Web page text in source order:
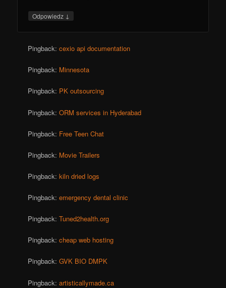
Odpowiedz ↓
Pingback:cexio api documentation
Pingback: Minnesota
Pingback: PK outsourcing
Pingback:ORM services in Hyderabad
Pingback: Free Teen Chat
Pingback: Movie Trailers
Pingback:kiln dried logs
Pingback:emergency dental clinic
Pingback:Tuned2health.org
Pingback:cheap web hosting
Pingback:GVK BIO DMPK
Pingback:artisticallymade.ca